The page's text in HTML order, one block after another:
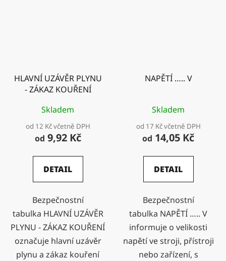
HLAVNÍ UZÁVĚR PLYNU
- ZÁKAZ KOUŘENÍ
Skladem
od 12 Kč včetně DPH
od 9,92 Kč
DETAIL
Bezpečnostní
tabulka HLAVNÍ UZÁVĚR
PLYNU - ZÁKAZ KOUŘENÍ
označuje hlavní uzávěr
plynu a zákaz kouření
NAPĚTÍ ….. V
Skladem
od 17 Kč včetně DPH
od 14,05 Kč
DETAIL
Bezpečnostní
tabulka NAPĚTÍ ….. V
informuje o velikosti
napětí ve stroji, přístroji
nebo zařízení, s